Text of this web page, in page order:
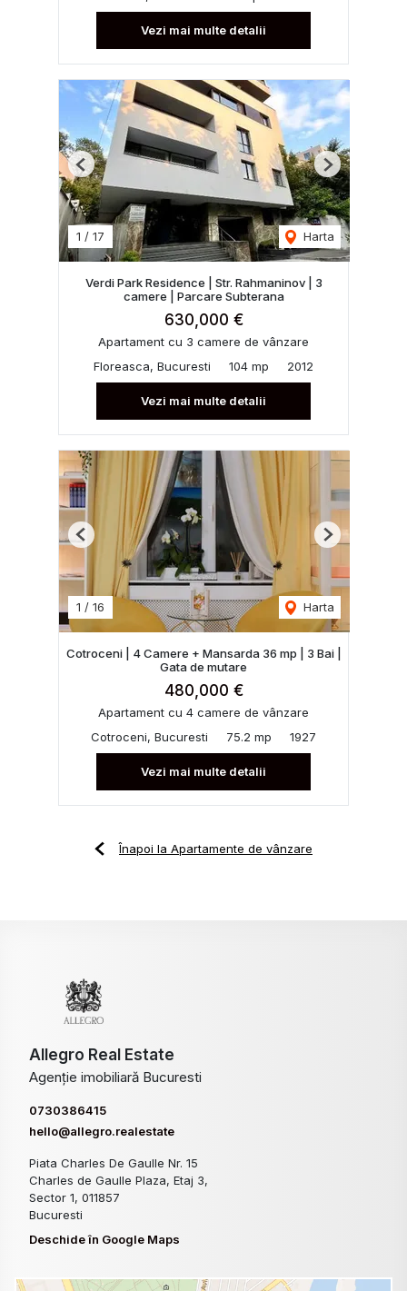
Vezi mai multe detalii
1 / 17 Harta
Previous Next
Verdi Park Residence | Str. Rahmaninov | 3
camere | Parcare Subterana
630,000 €
Apartament cu 3 camere de vânzare
Floreasca, Bucuresti
104 mp 2012
Vezi mai multe detalii
1 / 16 Harta
Previous Next
Cotroceni | 4 Camere + Mansarda 36 mp | 3 Bai |
Gata de mutare
480,000 €
Apartament cu 4 camere de vânzare
Cotroceni, Bucuresti
75.2 mp 1927
Vezi mai multe detalii
Înapoi la Apartamente de vânzare
Allegro Real Estate
Agenție imobiliară Bucuresti
0730386415
hello@allegro.realestate
Piata Charles De Gaulle Nr. 15
Charles de Gaulle Plaza, Etaj 3,
Sector 1, 011857
Bucuresti
Deschide în Google Maps